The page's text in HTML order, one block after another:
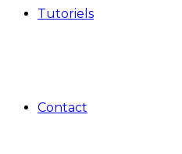
Tutoriels
Contact